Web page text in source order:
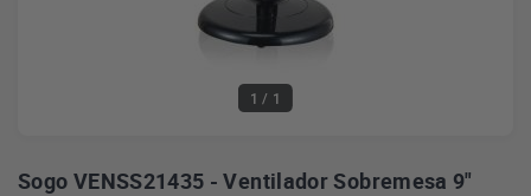
1 / 1
Sogo VENSS21435 - Ventilador Sobremesa 9"